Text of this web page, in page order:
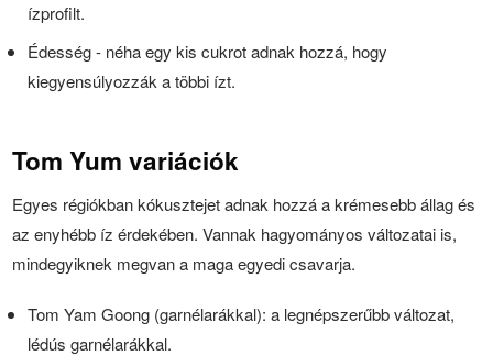
ízprofilt.
Édesség - néha egy kis cukrot adnak hozzá, hogy
kiegyensúlyozzák a többi ízt.
Tom Yum variációk
Egyes régiókban kókusztejet adnak hozzá a krémesebb állag és
az enyhébb íz érdekében. Vannak hagyományos változatai is,
mindegyiknek megvan a maga egyedi csavarja.
Tom Yam Goong (garnélarákkal): a legnépszerűbb változat,
lédús garnélarákkal.